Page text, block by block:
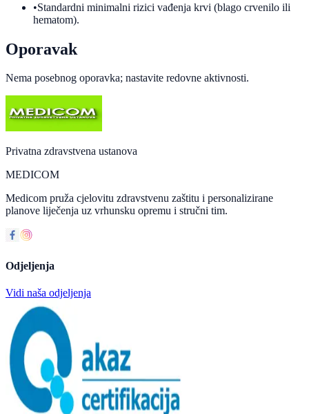
•Standardni minimalni rizici vađenja krvi (blago crvenilo ili
hematom).
Oporavak
Nema posebnog oporavka; nastavite redovne aktivnosti.
Privatna zdravstvena ustanova
MEDICOM
Medicom pruža cjelovitu zdravstvenu zaštitu i personalizirane
planove liječenja uz vrhunsku opremu i stručni tim.
Odjeljenja
Vidi naša odjeljenja